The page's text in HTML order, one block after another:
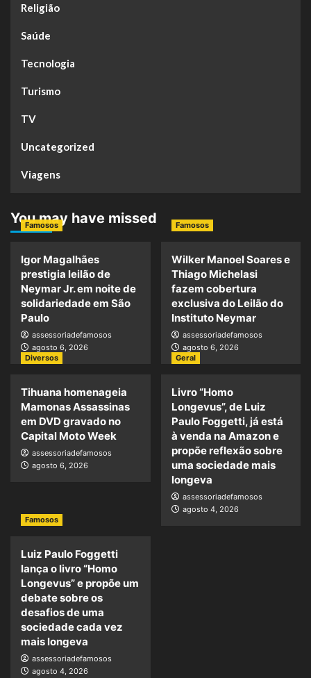
Religião
Saúde
Tecnologia
Turismo
TV
Uncategorized
Viagens
You may have missed
Famosos
Igor Magalhães
prestigia leilão de
Neymar Jr. em noite de
solidariedade em São
Paulo
assessoriadefamosos
agosto 6, 2026
Famosos
Wilker Manoel Soares e
Thiago Michelasi
fazem cobertura
exclusiva do Leilão do
Instituto Neymar
assessoriadefamosos
agosto 6, 2026
Diversos
Tihuana homenageia
Mamonas Assassinas
em DVD gravado no
Capital Moto Week
assessoriadefamosos
agosto 6, 2026
Geral
Livro “Homo
Longevus”, de Luiz
Paulo Foggetti, já está
à venda na Amazon e
propõe reflexão sobre
uma sociedade mais
longeva
assessoriadefamosos
agosto 4, 2026
Famosos
Luiz Paulo Foggetti
lança o livro “Homo
Longevus” e propõe um
debate sobre os
desafios de uma
sociedade cada vez
mais longeva
assessoriadefamosos
agosto 4, 2026